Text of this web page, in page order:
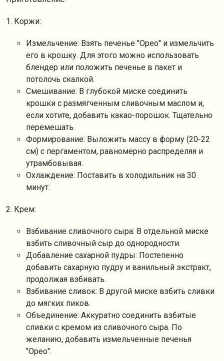
1. Коржи:
Измельчение: Взять печенье "Орео" и измельчить
его в крошку. Для этого можно использовать
блендер или положить печенье в пакет и
потолочь скалкой.
Смешивание: В глубокой миске соединить
крошки с размягченным сливочным маслом и,
если хотите, добавить какао-порошок. Тщательно
перемешать.
Формирование: Выложить массу в форму (20-22
см) с пергаментом, равномерно распределяя и
утрамбовывая.
Охлаждение: Поставить в холодильник на 30
минут.
2. Крем:
Взбивание сливочного сыра: В отдельной миске
взбить сливочный сыр до однородности.
Добавление сахарной пудры: Постепенно
добавить сахарную пудру и ванильный экстракт,
продолжая взбивать.
Взбивание сливок: В другой миске взбить сливки
до мягких пиков.
Объединение: Аккуратно соединить взбитые
сливки с кремом из сливочного сыра. По
желанию, добавить измельченные печенья
"Орео".